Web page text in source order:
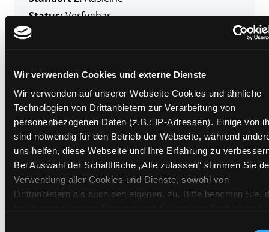
Wir verwenden Cookies und externe Dienste
Wir verwenden auf unserer Webseite Cookies und ähnliche
Technologien von Drittanbietern zur Verarbeitung von
personenbezogenen Daten (z.B.: IP-Adressen). Einige von
sind notwendig für den Betrieb der Webseite, während
uns helfen, diese Webseite und Ihre Erfahrung zu
Bei Auswahl der Schaltfläche „Alle zulassen“ stimmen Sie
Verwendung aller Cookies und Dienste, sowohl von
Drittanbietern als auch den eigenen, zu. Bitte beachten Sie,
Status:Verfügbar
Vorbestellungen:
Standort 3:
Zweigstelle:Ost - Schillerstraße
Signatur: NK.GGS FAU
Standort 2: Ausleihe